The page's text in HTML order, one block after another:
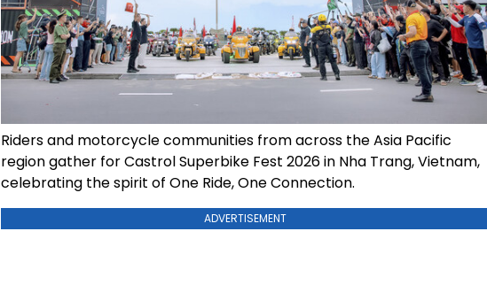
Riders and motorcycle communities from across the Asia Pacific
region gather for Castrol Superbike Fest 2026 in Nha Trang, Vietnam,
celebrating the spirit of One Ride, One Connection.
ADVERTISEMENT